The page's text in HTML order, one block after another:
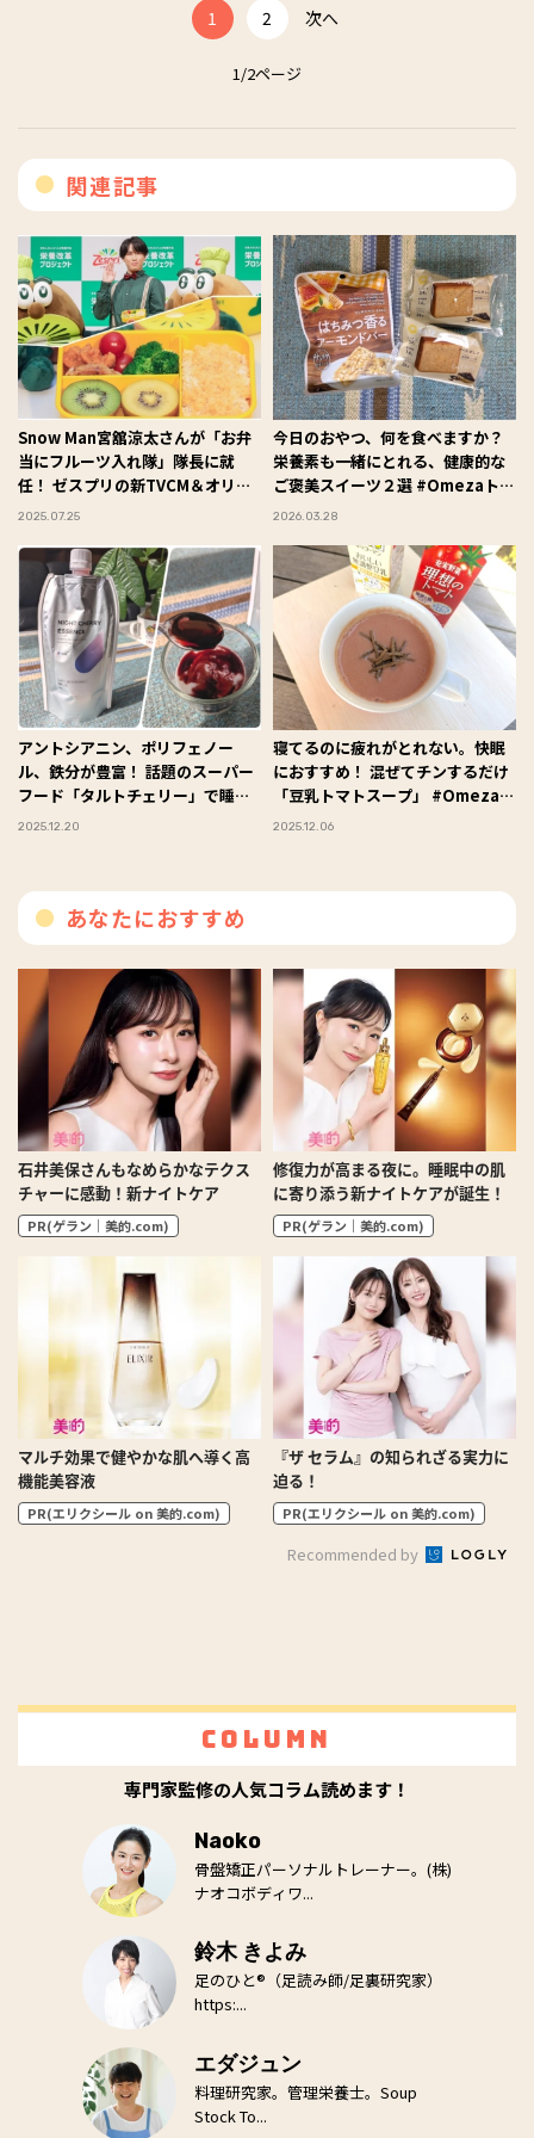
1 2 次へ
1/2ページ
関連記事
Snow Man宮舘涼太さんが「お弁
当にフルーツ入れ隊」隊長に就
任！ ゼスプリの新TVCM＆オリジ
ナル弁当も披露♪
2025.07.25
今日のおやつ、何を食べますか？
栄養素も一緒にとれる、健康的な
ご褒美スイーツ２選 #Omezaトー
ク
2026.03.28
アントシアニン、ポリフェノー
ル、鉄分が豊富！ 話題のスーパー
フード「タルトチェリー」で睡眠
美容ケア #Omezaトーク
2025.12.20
寝てるのに疲れがとれない。快眠
におすすめ！ 混ぜてチンするだけ
「豆乳トマトスープ」 #Omezaト
ーク
2025.12.06
あなたにおすすめ
石井美保さんもなめらかなテクス
チャーに感動！新ナイトケア
PR(ゲラン｜美的.com)
修復力が高まる夜に。睡眠中の肌
に寄り添う新ナイトケアが誕生！
PR(ゲラン｜美的.com)
マルチ効果で健やかな肌へ導く高
機能美容液
PR(エリクシール on 美的.com)
『ザ セラム』の知られざる実力に
迫る！
PR(エリクシール on 美的.com)
Recommended by
Column
専門家監修の人気コラム読めます！
Naoko
骨盤矯正パーソナルトレーナー。(株)
ナオコボディワ...
鈴木 きよみ
足のひと®（足読み師/足裏研究家）
https:...
エダジュン
料理研究家。管理栄養士。Soup
Stock To...